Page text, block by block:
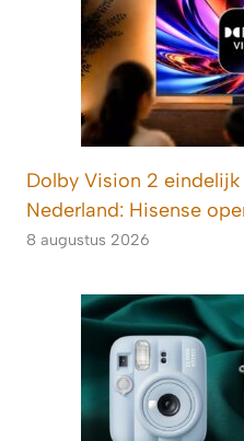
Dolby Vision 2
Nederland: Hisense
8 augustus 2026